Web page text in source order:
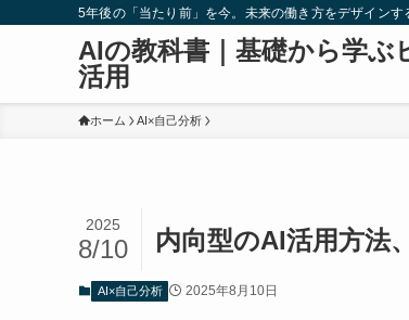
5年後の「当たり前」を今。未来の働き方をデザインす
AIの教科書｜基礎から学ぶ
活用
ホーム AI×自己分析
内向型のAI活用方法
2025
8/10
AI×自己分析 2025年8月10日